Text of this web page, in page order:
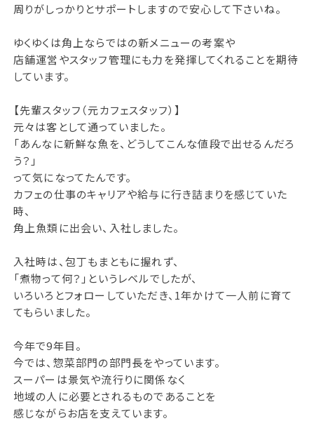
周りがしっかりとサポートしますので安心して下さいね。
ゆくゆくは角上ならではの新メニューの考案や
店舗運営やスタッフ管理にも力を発揮してくれることを期待
しています。
【先輩スタッフ（元カフェスタッフ）】
元々は客として通っていました。
「あんなに新鮮な魚を、どうしてこんな値段で出せるんだろ
う？」
って気になってたんです。
カフェの仕事のキャリアや給与に行き詰まりを感じていた
時、
角上魚類に出会い、入社しました。
入社時は、包丁もまともに握れず、
「煮物って何？」というレベルでしたが、
いろいろとフォローしていただき、1年かけて一人前に育て
てもらいました。
今年で9年目。
今では、惣菜部門の部門長をやっています。
スーパーは景気や流行りに関係なく
地域の人に必要とされるものであることを
感じながらお店を支えています。